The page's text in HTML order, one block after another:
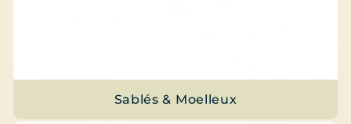
Sablés & Moelleux